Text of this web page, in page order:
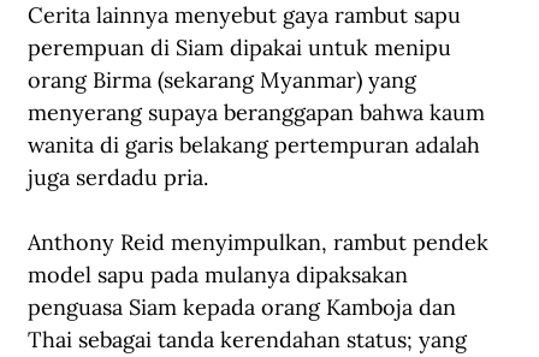
Cerita lainnya menyebut gaya rambut sapu
perempuan di Siam dipakai untuk menipu
orang Birma (sekarang Myanmar) yang
menyerang supaya beranggapan bahwa kaum
wanita di garis belakang pertempuran adalah
juga serdadu pria.
Anthony Reid menyimpulkan, rambut pendek
model sapu pada mulanya dipaksakan
penguasa Siam kepada orang Kamboja dan
Thai sebagai tanda kerendahan status; yang